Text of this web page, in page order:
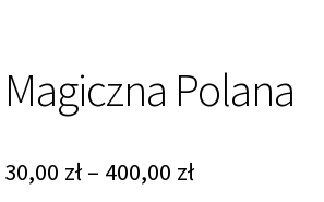
Magiczna Polana
30,00 zł – 400,00 złZakres